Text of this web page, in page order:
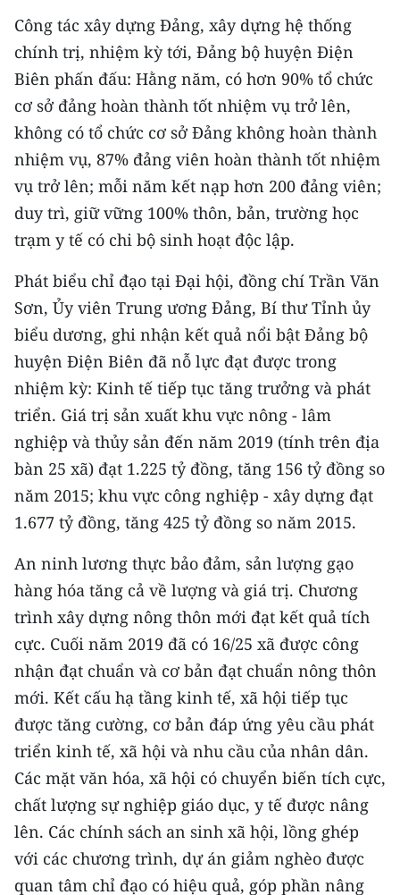
Ảnh
Infographic
TIN MỚI
TIN ĐỊA PHƯƠNG
Trung du và miền núi phía Bắc
Đồng bằng sông Hồng
Bắc Trung Bộ
Duyên hải Nam Trung Bộ và Tây
Nguyên
Đông Nam Bộ
Đồng bằng sông Cửu Long
Chuyên trang Hà Nội
Chuyên trang TP. Hồ Chí Minh
CHUYÊN ĐỀ
CÁC CHUYÊN TRANG
VỀ BÁO NHÂN DÂN
THỜI NAY
NHÂN DÂN CUỐI TUẦN
NHÂN DÂN HẰNG THÁNG
MUA BÁO
ĐỌC BÁO IN
Công tác xây dựng Đảng, xây dựng hệ thống
chính trị, nhiệm kỳ tới, Đảng bộ huyện Điện
Biên phấn đấu: Hằng năm, có hơn 90% tổ chức
cơ sở đảng hoàn thành tốt nhiệm vụ trở lên,
không có tổ chức cơ sở Đảng không hoàn thành
nhiệm vụ, 87% đảng viên hoàn thành tốt nhiệm
vụ trở lên; mỗi năm kết nạp hơn 200 đảng viên;
duy trì, giữ vững 100% thôn, bản, trường học
trạm y tế có chi bộ sinh hoạt độc lập.
Phát biểu chỉ đạo tại Đại hội, đồng chí Trần Văn
Sơn, Ủy viên Trung ương Đảng, Bí thư Tỉnh ủy
biểu dương, ghi nhận kết quả nổi bật Đảng bộ
huyện Điện Biên đã nỗ lực đạt được trong
nhiệm kỳ: Kinh tế tiếp tục tăng trưởng và phát
triển. Giá trị sản xuất khu vực nông - lâm
nghiệp và thủy sản đến năm 2019 (tính trên địa
bàn 25 xã) đạt 1.225 tỷ đồng, tăng 156 tỷ đồng so
năm 2015; khu vực công nghiệp - xây dựng đạt
1.677 tỷ đồng, tăng 425 tỷ đồng so năm 2015.
An ninh lương thực bảo đảm, sản lượng gạo
hàng hóa tăng cả về lượng và giá trị. Chương
trình xây dựng nông thôn mới đạt kết quả tích
cực. Cuối năm 2019 đã có 16/25 xã được công
nhận đạt chuẩn và cơ bản đạt chuẩn nông thôn
mới. Kết cấu hạ tầng kinh tế, xã hội tiếp tục
được tăng cường, cơ bản đáp ứng yêu cầu phát
triển kinh tế, xã hội và nhu cầu của nhân dân.
Các mặt văn hóa, xã hội có chuyển biến tích cực,
chất lượng sự nghiệp giáo dục, y tế được nâng
lên. Các chính sách an sinh xã hội, lồng ghép
với các chương trình, dự án giảm nghèo được
quan tâm chỉ đạo có hiệu quả, góp phần nâng